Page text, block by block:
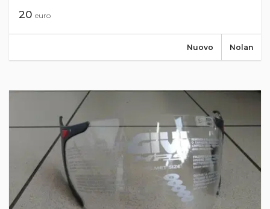
20 euro
Nolan
Nuovo